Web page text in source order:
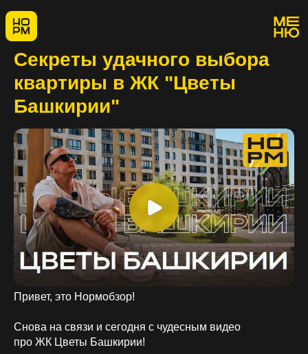
Секреты удачного выбора
квартиры в ЖК "Цветы
Башкирии"
Привет, это Нормобзор!
Снова на связи и сегодня с чудесным видео
про ЖК Цветы Башкирии!